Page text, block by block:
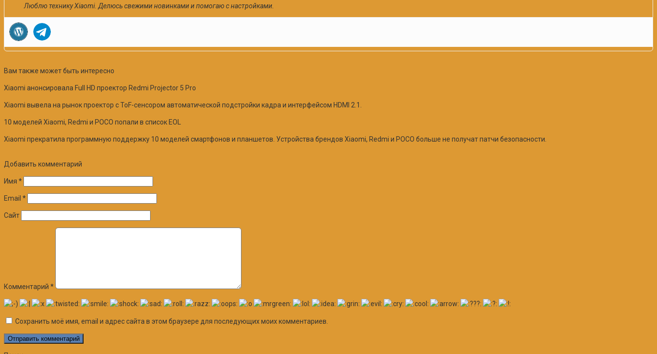
Люблю технику Xiaomi. Делюсь свежими новинками и помогаю с настройками.
Вам также может быть интересно
Xiaomi анонсировала Full HD проектор Redmi Projector 5 Pro
Xiaomi вывела на рынок проектор с ToF-сенсором автоматической подстройки кадра и интерфейсом HDMI 2.1.
10 моделей Xiaomi, Redmi и POCO попали в список EOL
Xiaomi прекратила программную поддержку 10 моделей смартфонов и планшетов. Устройства брендов Xiaomi, Redmi и POCO больше не получат патчи безопасности.
Добавить комментарий
Имя *
Email *
Сайт
Комментарий *
Сохранить моё имя, email и адрес сайта в этом браузере для последующих моих комментариев.